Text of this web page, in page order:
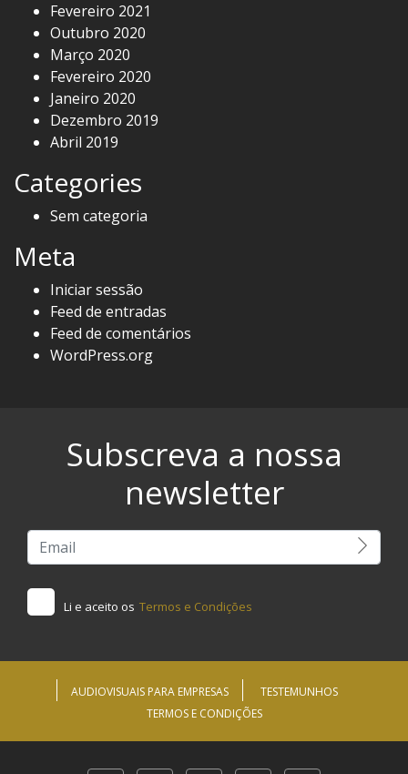
Fevereiro 2021
Outubro 2020
Março 2020
Fevereiro 2020
Janeiro 2020
Dezembro 2019
Abril 2019
Categories
Sem categoria
Meta
Iniciar sessão
Feed de entradas
Feed de comentários
WordPress.org
Subscreva a nossa
newsletter
Li e aceito os Termos e Condições
AUDIOVISUAIS PARA EMPRESAS
TESTEMUNHOS
TERMOS E CONDIÇÕES